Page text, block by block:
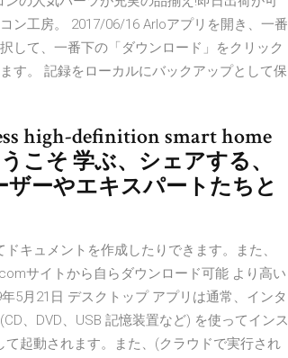
ン工房。 2017/06/16 Arloアプリを開き、一番
して、一番下の「ダウンロード」をクリック
す。 記録をローカルにバックアップとして保
high-definition smart home
こそ 学ぶ、シェアする、
ーやエキスパートたちと
キュメントを作成したりできます。また、
サイトから自らダウンロード可能 より高い
5月21日 デスクトップ アプリは通常、インタ
、DVD、USB 記憶装置など) を使ってインス
て起動されます。また、(クラウドで実行され